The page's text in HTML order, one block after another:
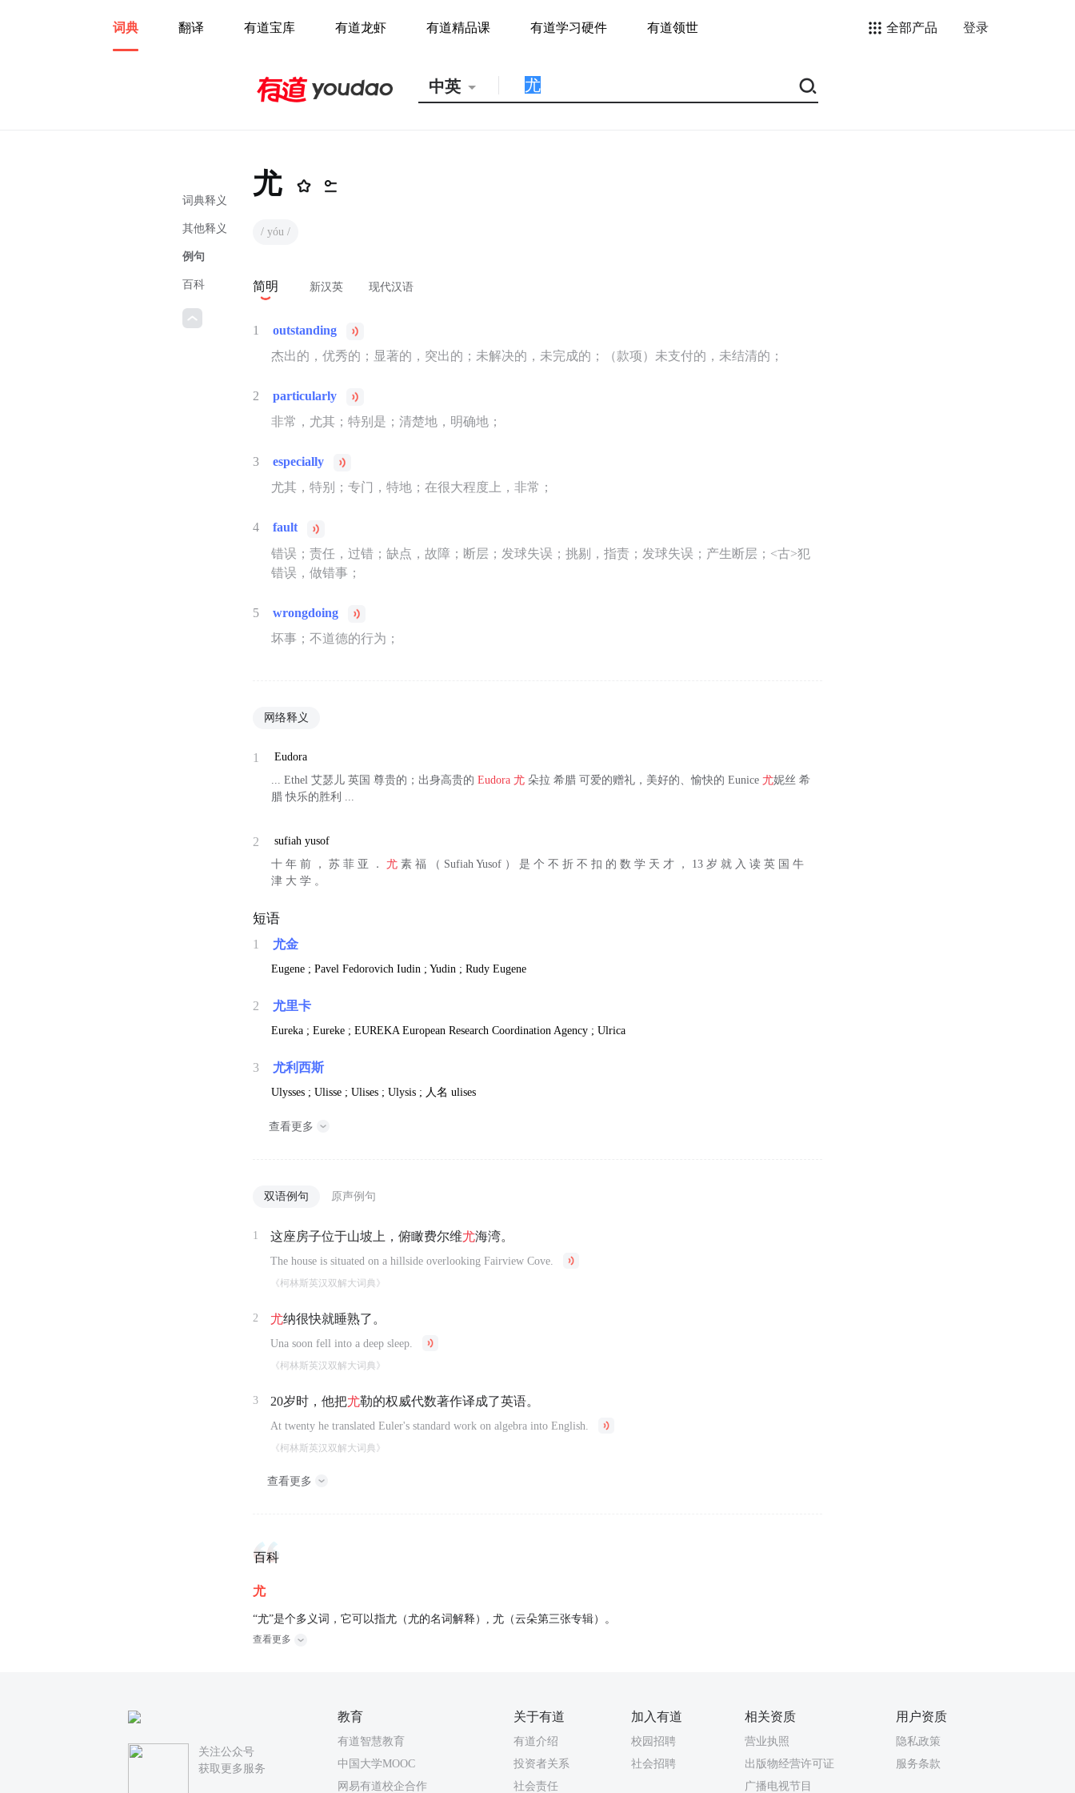
词典 翻译 有道宝库 有道龙虾 有道精品课 有道学习硬件 有道领世 全部产品 登录
中英
词典释义
其他释义
例句
百科
尤
/ yóu /
简明 新汉英 现代汉语
1
outstanding
杰出的，优秀的；显著的，突出的；未解决的，未完成的；（款项）未支付的，未结清的；
2
particularly
非常，尤其；特别是；清楚地，明确地；
3
especially
尤其，特别；专门，特地；在很大程度上，非常；
4
fault
错误；责任，过错；缺点，故障；断层；发球失误；挑剔，指责；发球失误；产生断层；<古>犯
错误，做错事；
5
wrongdoing
坏事；不道德的行为；
网络释义
1
Eudora
... Ethel 艾瑟儿 英国 尊贵的；出身高贵的Eudora 尤 朵拉 希腊 可爱的赠礼，美好的、愉快的 Eunice尤妮丝 希
腊 快乐的胜利 ...
2
sufiah yusof
十 年 前 ， 苏 菲 亚 ．尤 素 福 （ Sufiah Yusof ） 是 个 不 折 不 扣 的 数 学 天 才 ， 13 岁 就 入 读 英 国 牛
津 大 学 。
短语
1 尤金
Eugene ; Pavel Fedorovich Iudin ; Yudin ; Rudy Eugene
2 尤里卡
Eureka ; Eureke ; EUREKA European Research Coordination Agency ; Ulrica
3 尤利西斯
Ulysses ; Ulisse ; Ulises ; Ulysis ; 人名ulises
查看更多
双语例句 原声例句
1 这座房子位于山坡上，俯瞰费尔维尤海湾。
The house is situated on a hillside overlooking Fairview Cove.
《柯林斯英汉双解大词典》
2 尤纳很快就睡熟了。
Una soon fell into a deep sleep.
《柯林斯英汉双解大词典》
3 20岁时，他把尤勒的权威代数著作译成了英语。
At twenty he translated Euler's standard work on algebra into English.
《柯林斯英汉双解大词典》
查看更多
百科
尤
“尤”是个多义词，它可以指尤（尤的名词解释）, 尤（云朵第三张专辑）。
查看更多
关注公众号
获取更多服务
教育
有道智慧教育
中国大学MOOC
网易有道校企合作
关于有道
有道介绍
投资者关系
社会责任
加入有道
校园招聘
社会招聘
相关资质
营业执照
出版物经营许可证
广播电视节目
用户资质
隐私政策
服务条款